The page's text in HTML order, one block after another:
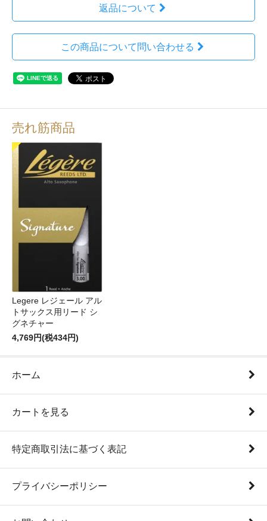
返品について
この商品について問い合わせる
売れ筋商品
Legere レジェール アル
トサックス用リード シ
グネチャー
4,769円(税434円)
ホーム
カートを見る
特定商取引法に基づく表記
プライバシーポリシー